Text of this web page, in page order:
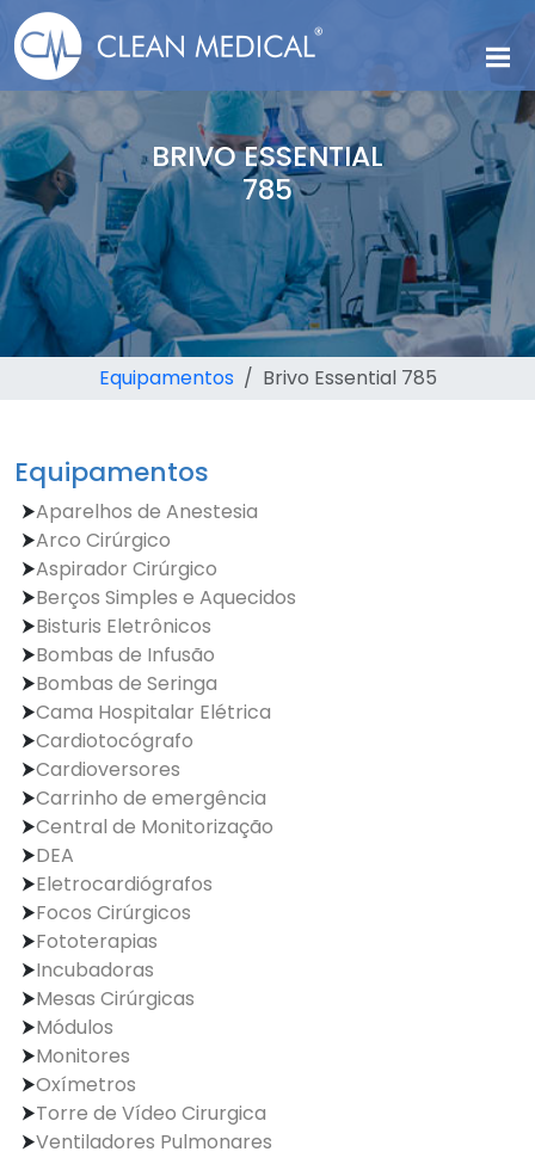
BRIVO ESSENTIAL
785
Equipamentos Brivo Essential 785
Equipamentos
Aparelhos de Anestesia
Arco Cirúrgico
Aspirador Cirúrgico
Berços Simples e Aquecidos
Bisturis Eletrônicos
Bombas de Infusão
Bombas de Seringa
Cama Hospitalar Elétrica
Cardiotocógrafo
Cardioversores
Carrinho de emergência
Central de Monitorização
DEA
Eletrocardiógrafos
Focos Cirúrgicos
Fototerapias
Incubadoras
Mesas Cirúrgicas
Módulos
Monitores
Oxímetros
Torre de Vídeo Cirurgica
Ventiladores Pulmonares